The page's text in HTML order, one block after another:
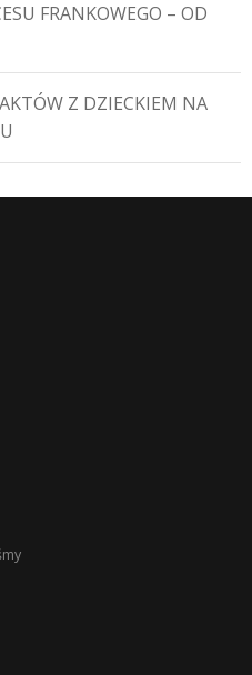
FRANKOWEGO – OD
Z DZIECKIEM NA